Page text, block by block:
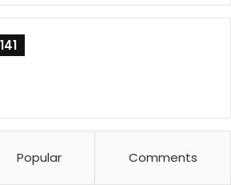
Popular Comments